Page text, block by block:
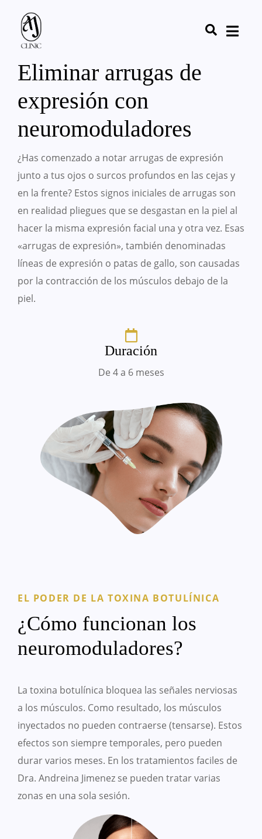
Eliminar arrugas de
expresión con
neuromoduladores
¿Has comenzado a notar arrugas de expresión
junto a tus ojos o surcos profundos en las cejas y
en la frente? Estos signos iniciales de arrugas son
en realidad pliegues que se desgastan en la piel al
hacer la misma expresión facial una y otra vez. Esas
«arrugas de expresión», también denominadas
líneas de expresión o patas de gallo, son causadas
por la contracción de los músculos debajo de la
piel.
Duración
De 4 a 6 meses
EL PODER DE LA TOXINA BOTULÍNICA
¿Cómo funcionan los
neuromoduladores?
La toxina botulínica bloquea las señales nerviosas
a los músculos. Como resultado, los músculos
inyectados no pueden contraerse (tensarse). Estos
efectos son siempre temporales, pero pueden
durar varios meses. En los tratamientos faciles de
Dra. Andreina Jimenez se pueden tratar varias
zonas en una sola sesión.